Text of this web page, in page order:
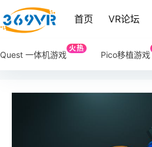
首页 VR论坛
Quest 一体机游戏
火热
Pico移植游戏